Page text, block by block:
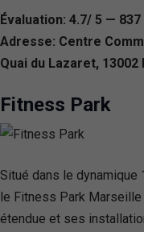
Évaluation: 4.7/ 5 — 837
Adresse: Centre
Quai du Lazaret,
Fitness Park
Situé dans le
le Fitness Park
étendue et ses